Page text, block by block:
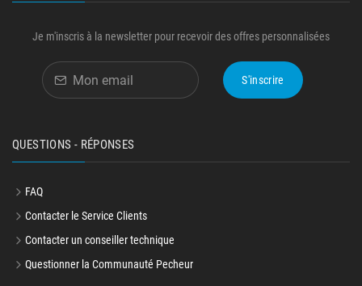
Je m'inscris à la newsletter pour recevoir des offres personnalisées
S'inscrire
QUESTIONS - RÉPONSES
FAQ
Contacter le Service Clients
Contacter un conseiller technique
Questionner la Communauté Pecheur